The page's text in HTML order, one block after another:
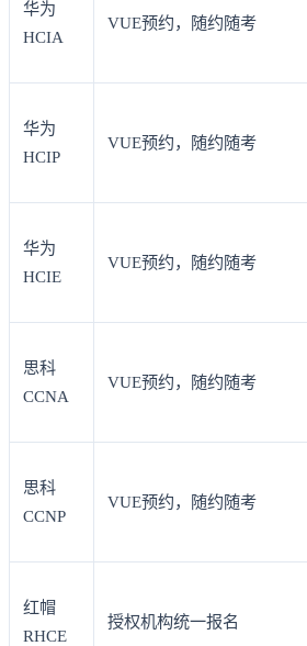
华为
HCIA
VUE预约，随约随考
华为
HCIP
VUE预约，随约随考
华为
HCIE
VUE预约，随约随考
思科
CCNA
VUE预约，随约随考
思科
CCNP
VUE预约，随约随考
红帽
RHCE
授权机构统一报名